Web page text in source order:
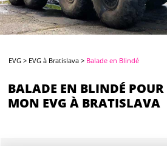
EVG > EVG à Bratislava > Balade en Blindé
BALADE EN BLINDÉ POUR
MON EVG À BRATISLAVA